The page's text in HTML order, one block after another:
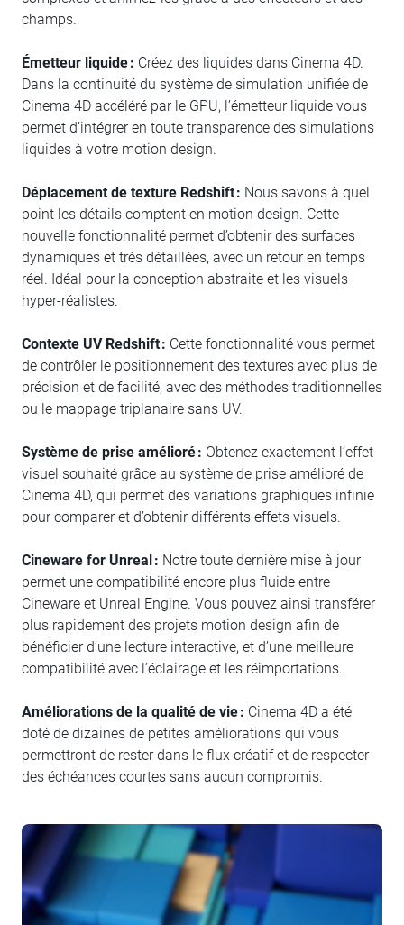
champs.
Émetteur liquide : Créez des liquides dans Cinema 4D.
Dans la continuité du système de simulation unifiée de
Cinema 4D accéléré par le GPU, l’émetteur liquide vous
permet d’intégrer en toute transparence des simulations
liquides à votre motion design.
Déplacement de texture Redshift : Nous savons à quel
point les détails comptent en motion design. Cette
nouvelle fonctionnalité permet d’obtenir des surfaces
dynamiques et très détaillées, avec un retour en temps
réel. Idéal pour la conception abstraite et les visuels
hyper-réalistes.
Contexte UV Redshift : Cette fonctionnalité vous permet
de contrôler le positionnement des textures avec plus de
précision et de facilité, avec des méthodes traditionnelles
ou le mappage triplanaire sans UV.
Système de prise amélioré : Obtenez exactement l’effet
visuel souhaité grâce au système de prise amélioré de
Cinema 4D, qui permet des variations graphiques infinie
pour comparer et d’obtenir différents effets visuels.
Cineware for Unreal : Notre toute dernière mise à jour
permet une compatibilité encore plus fluide entre
Cineware et Unreal Engine. Vous pouvez ainsi transférer
plus rapidement des projets motion design afin de
bénéficier d’une lecture interactive, et d’une meilleure
compatibilité avec l’éclairage et les réimportations.
Améliorations de la qualité de vie : Cinema 4D a été
doté de dizaines de petites améliorations qui vous
permettront de rester dans le flux créatif et de respecter
des échéances courtes sans aucun compromis.